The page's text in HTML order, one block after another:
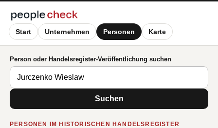
Start Unternehmen Personen Karte
Person oder Handelsregister-Veröffentlichung suchen
Suchen
PERSONEN IM HISTORISCHEN HANDELSREGISTER